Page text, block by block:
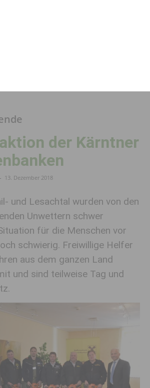
der Kärntner
- 13. Dezember 2018
und Lesachtal wurden von den
Unwettern schwer
für die Menschen vor
schwierig. Freiwillige Helfer
aus dem ganzen Land
und sind teilweise Tag und